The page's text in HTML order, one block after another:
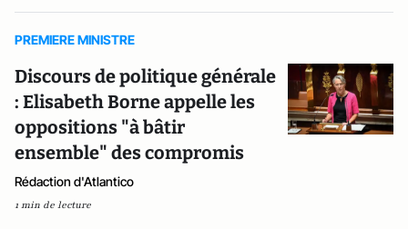
PREMIERE MINISTRE
Discours de politique générale
: Elisabeth Borne appelle les
oppositions "à bâtir
ensemble" des compromis
Rédaction d'Atlantico
1 min de lecture